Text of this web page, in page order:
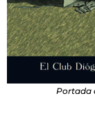
Portada